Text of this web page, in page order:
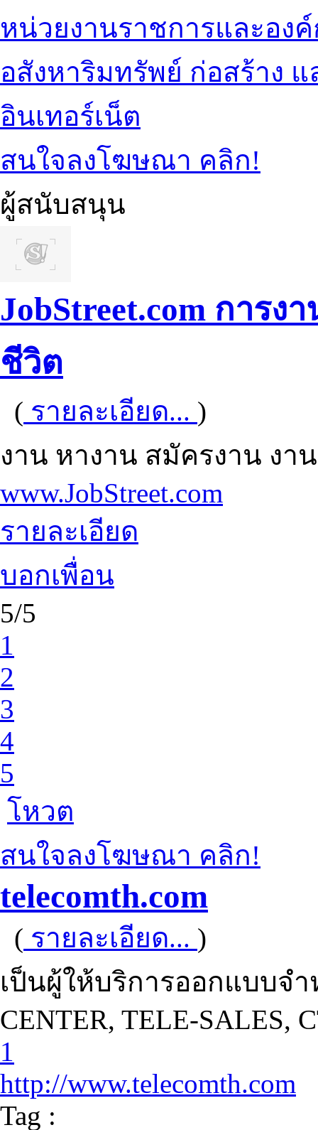
หน่วยงานราชการและอง
อสังหาริมทรัพย์ ก่อสร้าง
อินเทอร์เน็ต
สนใจลงโฆษณา คลิก!
ผู้สนับสนุน
JobStreet.com การ
ชีวิต
( รายละเอียด... )
งาน หางาน สมัครงาน ง
www.JobStreet.com
รายละเอียด
บอกเพื่อน
5/5
1
2
3
4
5
โหวต
สนใจลงโฆษณา คลิก!
telecomth.com
( รายละเอียด... )
เป็นผู้ให้บริการออกแบบจ
CENTER, TELE-SALES,
1
http://www.telecomth.com
Tag :